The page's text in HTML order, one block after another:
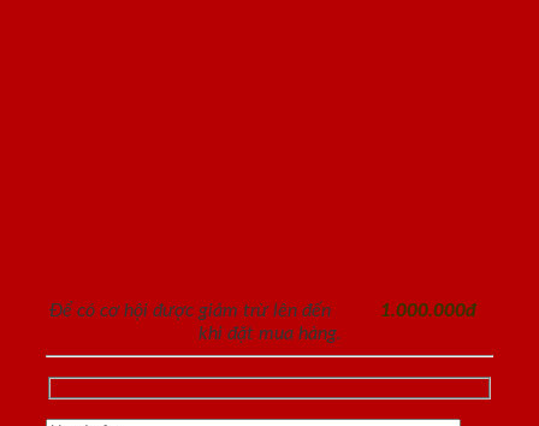
Để có cơ hội được giảm trừ lên đến
1.000.000đ
khi đặt mua hàng.